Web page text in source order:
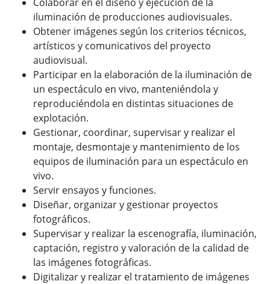
iluminación de producciones audiovisuales.
Obtener imágenes según los criterios técnicos,
artísticos y comunicativos del proyecto
audiovisual.
Participar en la elaboración de la iluminación de
un espectáculo en vivo, manteniéndola y
reproduciéndola en distintas situaciones de
explotación.
Gestionar, coordinar, supervisar y realizar el
montaje, desmontaje y mantenimiento de los
equipos de iluminación para un espectáculo en
vivo.
Servir ensayos y funciones.
Diseñar, organizar y gestionar proyectos
fotográficos.
Supervisar y realizar la escenografía, iluminación,
captación, registro y valoración de la calidad de
las imágenes fotográficas.
Digitalizar y realizar el tratamiento de imágenes